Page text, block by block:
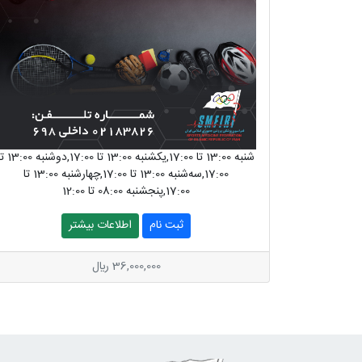
شنبه 13:00 تا
17:00,سه‌شنبه 13:00 تا 17:00,چهارشنبه 13:00 تا
17:00,پنجشنبه 08:00 تا 12:00
ثبت نام
اطلاعات بیشتر
36,000,000 ريال